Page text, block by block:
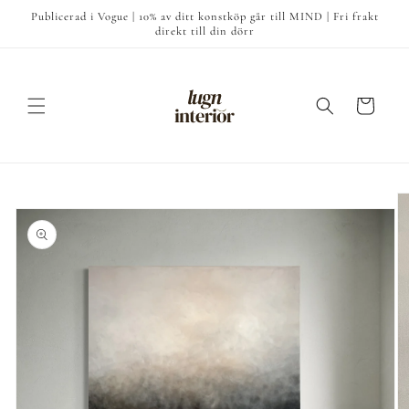
vidare
Publicerad i Vogue | 10% av ditt konstköp går till MIND | Fri frakt
direkt till din dörr
Varukorg